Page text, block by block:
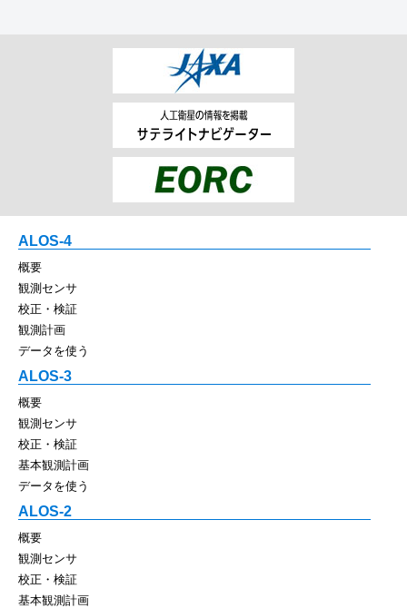
ALOS-4
概要
観測センサ
校正・検証
観測計画
データを使う
ALOS-3
概要
観測センサ
校正・検証
基本観測計画
データを使う
ALOS-2
概要
観測センサ
校正・検証
基本観測計画